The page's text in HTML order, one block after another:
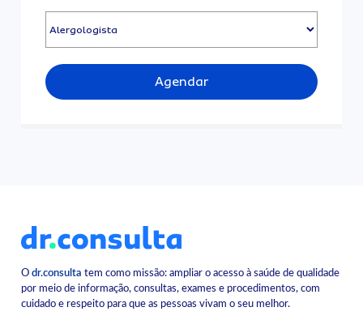
Agendar
Odr.consulta tem como missão: ampliar o acesso à saúde de qualidade
por meio de informação, consultas, exames e procedimentos, com
cuidado e respeito para que as pessoas vivam o seu melhor.